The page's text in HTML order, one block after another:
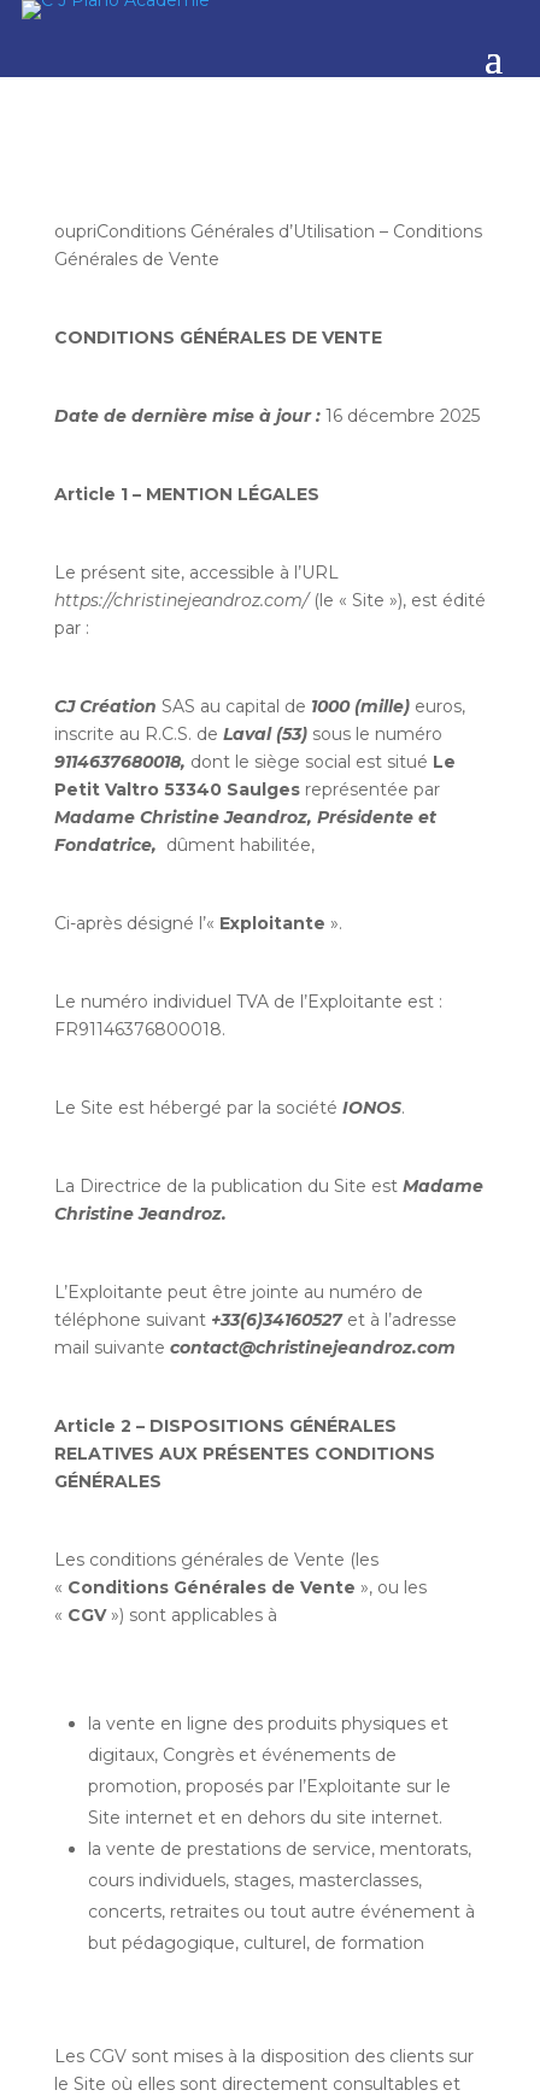
oupriConditions Générales d’Utilisation – Conditions
Générales de Vente
CONDITIONS GÉNÉRALES DE VENTE
Date de dernière mise à jour : 16 décembre 2025
Article 1 – MENTION LÉGALES
Le présent site, accessible à l’URL
https://christinejeandroz.com/(le « Site »), est édité
par :
CJ Création SAS au capital de 1000 (mille)euros,
inscrite au R.C.S. de Laval (53) sous le numéro
9114637680018, dont le siège social est situé Le
Petit Valtro 53340 Saulges représentée par
Madame Christine Jeandroz, Présidente et
Fondatrice, dûment habilitée,
Ci-après désigné l’« Exploitante ».
Le numéro individuel TVA de l’Exploitante est :
FR91146376800018.
Le Site est hébergé par la société IONOS.
La Directrice de la publication du Site est Madame
Christine Jeandroz.
L’Exploitante peut être jointe au numéro de
téléphone suivant +33(6)34160527 et à l’adresse
mail suivante contact@christinejeandroz.com
Article 2 – DISPOSITIONS GÉNÉRALES
RELATIVES AUX PRÉSENTES CONDITIONS
GÉNÉRALES
Les conditions générales de Vente (les
« Conditions Générales de Vente », ou les
« CGV») sont applicables à
la vente en ligne des produits physiques et
digitaux, Congrès et événements de
promotion, proposés par l’Exploitante sur le
Site internet et en dehors du site internet.
la vente de prestations de service, mentorats,
cours individuels, stages, masterclasses,
concerts, retraites ou tout autre événement à
but pédagogique, culturel, de formation
Les CGV sont mises à la disposition des clients sur
le Site où elles sont directement consultables et